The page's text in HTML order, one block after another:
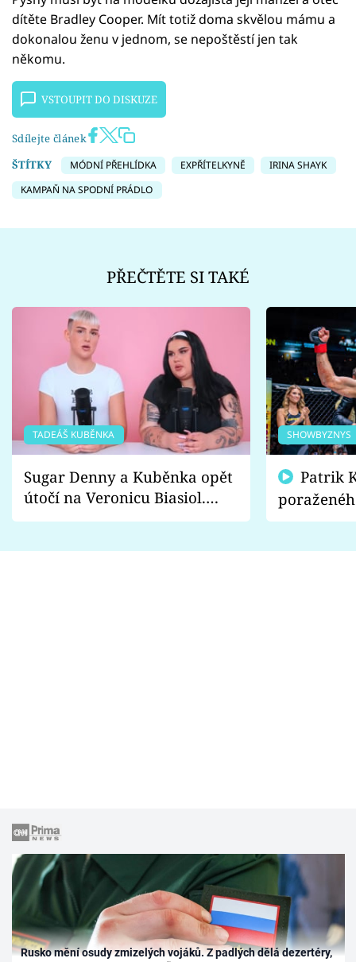
dítěte Bradley Cooper. Mít totiž doma skvělou mámu a
dokonalou ženu v jednom, se nepoštěstí jen tak
někomu.
VSTOUPIT DO DISKUZE
Sdílejte článek
ŠTÍTKY
MÓDNÍ PŘEHLÍDKA EXPŘÍTELKYNĚ
IRINA SHAYK
KAMPAŇ NA SPODNÍ PRÁDLO
PŘEČTĚTE SI TAKÉ
TADEÁŠ KUBĚNKA
Sugar Denny a Kuběnka opět
útočí na Veronicu Biasiol.
Proč je podle nich falešná a
SHOWBYZNYS
fanoušci
Rusko mění osudy zmizelých vojáků. Z padlých dělá dezertéry,